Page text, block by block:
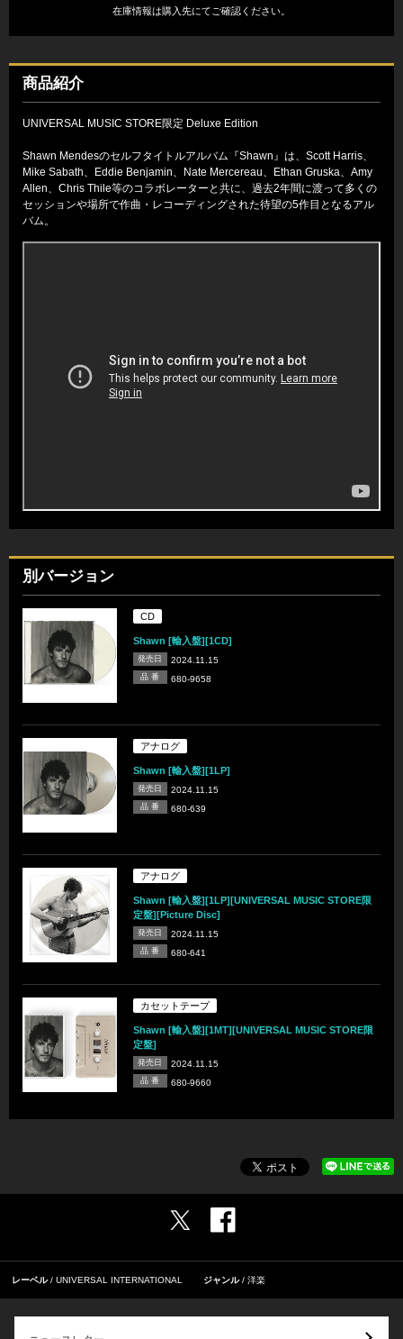
在庫情報は購入先にてご確認ください。
商品紹介
UNIVERSAL MUSIC STORE限定 Deluxe Edition
Shawn Mendesのセルフタイトルアルバム『Shawn』は、Scott Harris、
Mike Sabath、Eddie Benjamin、Nate Mercereau、Ethan Gruska、Amy
Allen、Chris Thile等のコラボレーターと共に、過去2年間に渡って多くの
セッションや場所で作曲・レコーディングされた待望の5作目となるアル
バム。
別バージョン
CD
Shawn [輸入盤][1CD]
発売日 2024.11.15
品 番 680-9658
アナログ
Shawn [輸入盤][1LP]
発売日 2024.11.15
品 番 680-639
アナログ
Shawn [輸入盤][1LP][UNIVERSAL MUSIC STORE限
定盤][Picture Disc]
発売日 2024.11.15
品 番 680-641
カセットテープ
Shawn [輸入盤][1MT][UNIVERSAL MUSIC STORE限
定盤]
発売日 2024.11.15
品 番 680-9660
レーベル UNIVERSAL INTERNATIONAL ジャンル 洋楽